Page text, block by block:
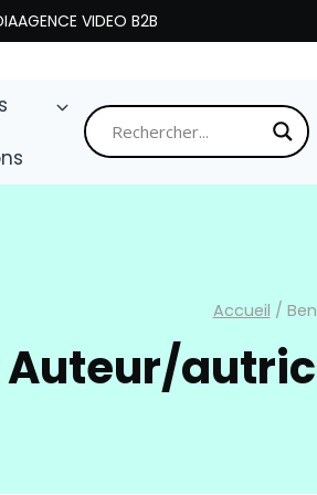
AGENCE VIDEO B2B
Accueil /
Auteur/